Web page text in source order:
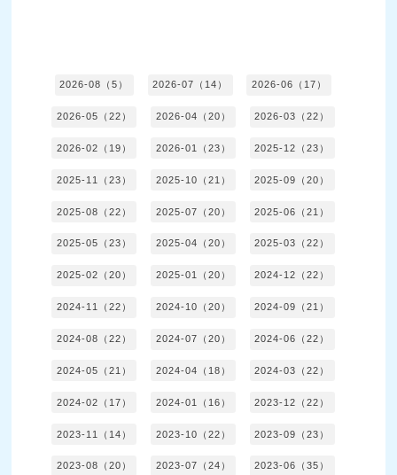
2026-08（5） 2026-07（14） 2026-06（17）
2026-05（22） 2026-04（20） 2026-03（22）
2026-02（19） 2026-01（23） 2025-12（23）
2025-11（23） 2025-10（21） 2025-09（20）
2025-08（22） 2025-07（20） 2025-06（21）
2025-05（23） 2025-04（20） 2025-03（22）
2025-02（20） 2025-01（20） 2024-12（22）
2024-11（22） 2024-10（20） 2024-09（21）
2024-08（22） 2024-07（20） 2024-06（22）
2024-05（21） 2024-04（18） 2024-03（22）
2024-02（17） 2024-01（16） 2023-12（22）
2023-11（14） 2023-10（22） 2023-09（23）
2023-08（20） 2023-07（24） 2023-06（35）